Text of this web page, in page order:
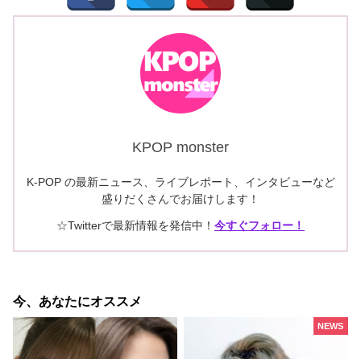
KPOP monster
K-POP の最新ニュース、ライブレポート、インタビューなど
盛りだくさんでお届けします！
☆Twitterで最新情報を発信中！ 今すぐフォロー！
今、あなたにオススメ
NEWS